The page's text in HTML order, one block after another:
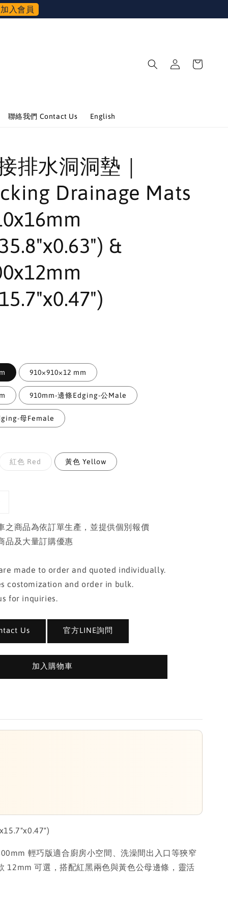
加入會員
聯絡我們 Contact Us English
排水洞洞墊｜
Drainage Mats
&
910×910×12 mm
910mm-邊條Edging-公Male
母Female
紅色 Red 黃色 Yellow
之商品為依訂單生產，並提供個別報價
品及大量訂購優惠
made to order and quoted individually.
costomization and order in bulk.
for inquiries.
Us 官方LINE詢問
加入購物車
輕巧版適合廚房小空間、洗澡間出入口等狹窄
12mm 可選，搭配紅黑兩色與黃色公母邊條，靈活